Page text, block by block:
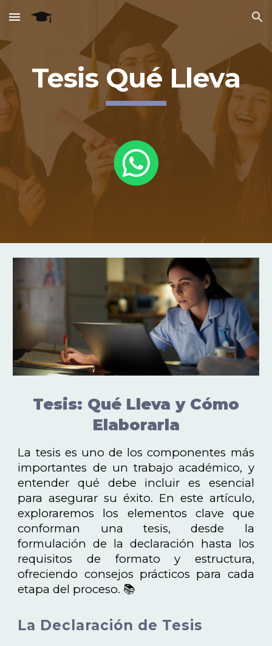
Skip to main content Skip to navigation
Tesis Qué Lleva
Tesis: Qué Lleva y Cómo
Elaborarla
La tesis es uno de los componentes más
importantes de un trabajo académico, y
entender qué debe incluir es esencial
para asegurar su éxito. En este artículo,
exploraremos los elementos clave que
conforman una tesis, desde la
formulación de la declaración hasta los
requisitos de formato y estructura,
ofreciendo consejos prácticos para cada
etapa del proceso. 📚
La Declaración de Tesis